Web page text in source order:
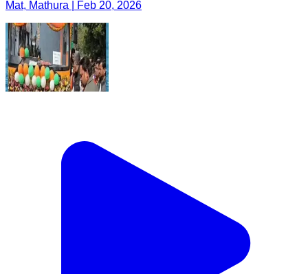
Mat, Mathura | Feb 20, 2026